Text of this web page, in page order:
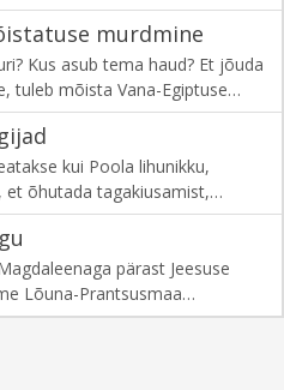
Selleks on Egiptuse viimase
templi jäänused.murdmine
Kus asub tema haud? Et jõuda
tuleb mõista Vana-Egiptuse
eksperdid aitavad meil
ajastu traditsioone.
kui Poola lihunikku,
õhutada tagakiusamist,
ja genotsiidi - me tahame
pärast Jeesuse
Lõuna-Prantsusmaa
leida pühaku säilmed